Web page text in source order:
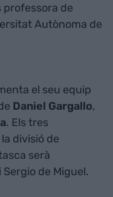
professora de
Autònoma de
el seu equip
Daniel Gargallo,
. Els tres
divisió de
serà
de Miguel.